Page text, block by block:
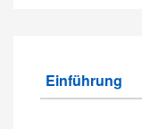
Einführung